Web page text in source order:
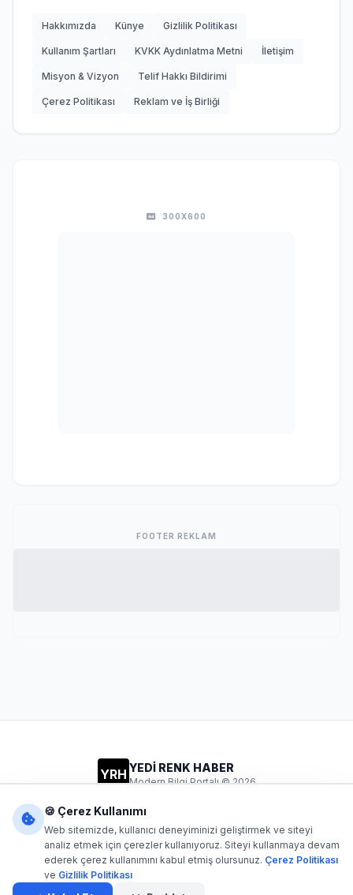
Hakkımızda Künye Gizlilik Politikası
Kullanım Şartları KVKK Aydınlatma Metni İletişim
Misyon & Vizyon Telif Hakkı Bildirimi
Çerez Politikası Reklam ve İş Birliği
300X600
FOOTER REKLAM
YRH YEDİ RENK HABER
Modern Bilgi Portalı © 2026
Dijital1- Tüm hakları saklıdır. Kaynak gösterilmeden içerik
🍪 Çerez Kullanımı
Web sitemizde, kullanıcı deneyiminizi geliştirmek ve siteyi
analiz etmek için çerezler kullanıyoruz. Siteyi kullanmaya devam
ederek çerez kullanımını kabul etmiş olursunuz. Çerez Politikası
ve Gizlilik Politikası